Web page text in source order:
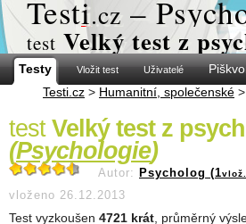
Testi.cz –
test Velký test z
Testy Vložit test Uživatelé
Testi.cz > Humanitní, společenské >
test Velký test z
(Psychologie)
Autor: Psycholog (1vlož.
vloženo 26.12.2013
Test vyzkoušen 4721 krát , průměrný